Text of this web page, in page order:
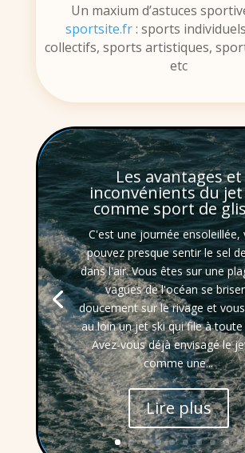
Un maxium d’astuces
sportsite.fr: sports
collectifs, sports artistiques,
etc
Les avantages et
inconvénients du
comme sport de
C'est une journée ensoleillée,
pouvez presque sentir le sel
dans l'air. Vous êtes sur une
vagues de l'océan se
doucement sur le rivage et
au loin un jet ski qui file à toute
Avez-vous déjà envisagé le
comme une...
Lire plus